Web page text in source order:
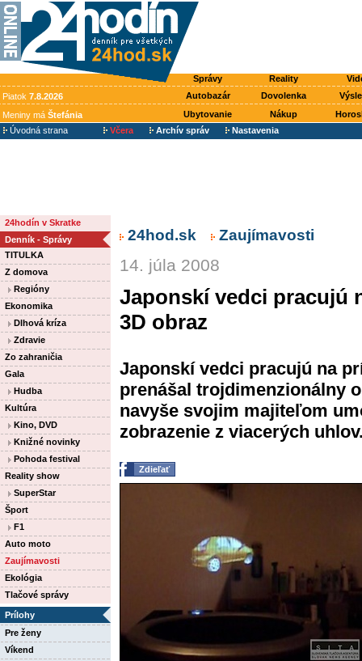
Správy Reality
Piatok 7.8.2026 Autobazár Dovolenka
Meniny má Štefánia Ubytovanie Nákup
Úvodná strana
Včera Archív správ Nastavenia
24hodín v Skratke
Denník - Správy
TITULKA
Z domova
Regióny
Ekonomika
Dlhová kríza
Zdravie
Zo zahraničia
Gala
Hudba
Kultúra
Kino, DVD
Knižné novinky
Pohoda festival
Reality show
SuperStar
Šport
F1
Auto moto
Zaujímavosti
Ekológia
Tlačové správy
Prílohy
Pre ženy
Víkend
24hod.sk Zaujímavosti
14. júla 2008
Japonskí vedci pracujú
3D obraz
Japonskí vedci pracujú na
prenášal trojdimenzionálny
navyše svojim majiteľom
zobrazenie z viacerých
Zdieľať